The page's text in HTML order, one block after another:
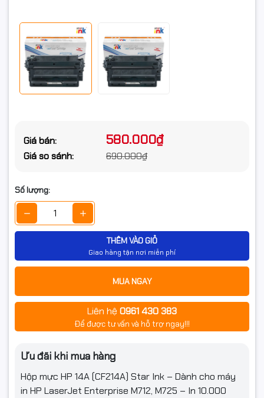
Giá bán: 580.000₫
Giá so sánh: 690.000₫
Số lượng:
THÊM VÀO GIỎ
Giao hàng tận nơi miễn phí
MUA NGAY
Liên hệ 0961 430 383
Để được tư vấn và hỗ trợ ngay!!!
Ưu đãi khi mua hàng
Hộp mực HP 14A (CF214A) Star Ink – Dành cho máy
in HP LaserJet Enterprise M712, M725 – In 10.000